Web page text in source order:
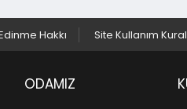
Hakkı Site Kullanım
ODAMIZ